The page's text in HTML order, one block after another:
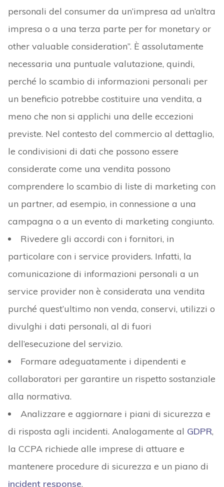
personali del consumer da un’impresa ad un’altra
impresa o a una terza parte per for monetary or
other valuable consideration”. È assolutamente
necessaria una puntuale valutazione, quindi,
perché lo scambio di informazioni personali per
un beneficio potrebbe costituire una vendita, a
meno che non si applichi una delle eccezioni
previste. Nel contesto del commercio al dettaglio,
le condivisioni di dati che possono essere
considerate come una vendita possono
comprendere lo scambio di liste di marketing con
un partner, ad esempio, in connessione a una
campagna o a un evento di marketing congiunto.
Rivedere gli accordi con i fornitori, in
particolare con i service providers. Infatti, la
comunicazione di informazioni personali a un
service provider non è considerata una vendita
purché quest’ultimo non venda, conservi, utilizzi o
divulghi i dati personali, al di fuori
dell’esecuzione del servizio.
Formare adeguatamente i dipendenti e
collaboratori per garantire un rispetto sostanziale
alla normativa.
Analizzare e aggiornare i piani di sicurezza e
di risposta agli incidenti. Analogamente al GDPR,
la CCPA richiede alle imprese di attuare e
mantenere procedure di sicurezza e un piano di
incident response.